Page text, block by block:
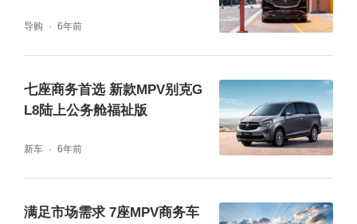
导购 6年前
七座商务首选 新款MPV别克G
L8陆上公务舱福祉版
新车 6年前
满足市场需求 7座MPV商务车